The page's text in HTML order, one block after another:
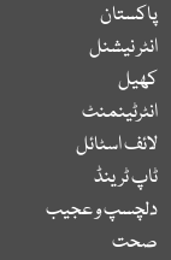
پاکستان
انٹر نیشنل
کھیل
انٹرٹینمنٹ
لائف اسٹائل
ٹاپ ٹرینڈ
دلچسپ و عجیب
صحت